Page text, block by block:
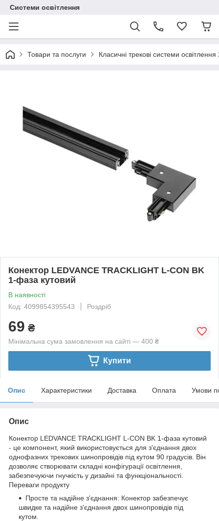
Системи освітлення
Товари та послуги Класичні трекові системи
Конектор LEDVANCE TRACKLIGHT L-CON BK
1-фаза кутовий
В наявності
Код: 4099854395543
Роздріб
69 ₴
Мінімальна сума замовлення на сайті — 400 ₴
Купити
Опис Характеристики Доставка Оплата Умови
Опис
Конектор LEDVANCE TRACKLIGHT L-CON BK 1-фаза кутовий
- це компонент, який використовується для з'єднання двох
однофазних трекових шинопровідів під кутом 90 градусів. Він
дозволяє створювати складні конфігурації освітлення,
забезпечуючи гнучкість у дизайні та функціональності.
Переваги продукту
Просте та надійне з'єднання: Конектор забезпечує
швидке та надійне з'єднання двох шинопровідів під
кутом.